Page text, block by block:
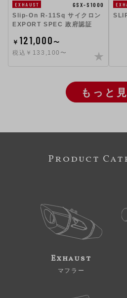
EXHAUST
GSX-S1000
Slip-On R-11Sq サイクロン
EXPORT SPEC 政府認証
￥ 121,000〜
税込￥133,100〜
もっと
Product
Exhaust
マフラー